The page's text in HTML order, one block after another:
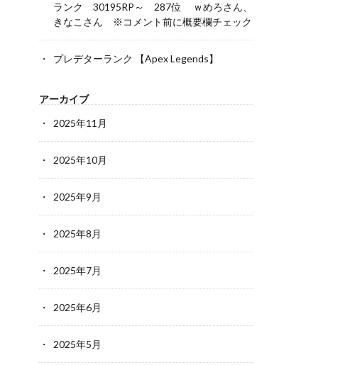
ランク 30195RP～ 287位 ｗめろさん、
きなこさん ※コメント前に概要欄チェック
プレデターランク 【Apex Legends】
アーカイブ
2025年11月
2025年10月
2025年9月
2025年8月
2025年7月
2025年6月
2025年5月